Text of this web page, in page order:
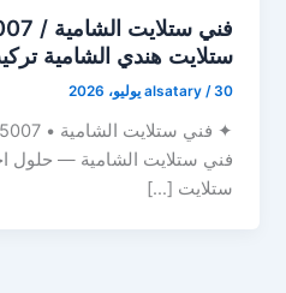
ستلايت هندي الشامية
alsatary /30 يوليو، 2026
فني ستلايت الشامية — حلول
ستلايت […]